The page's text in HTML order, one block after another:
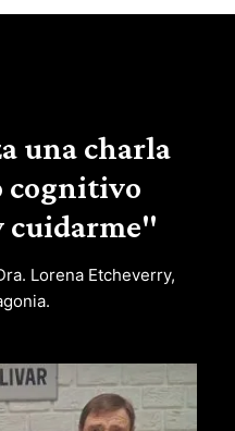
una charla
cognitivo
cuidarme"
Lorena Etcheverry,